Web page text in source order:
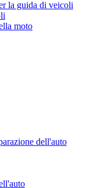
la guida di veicoli
moto
dell'auto